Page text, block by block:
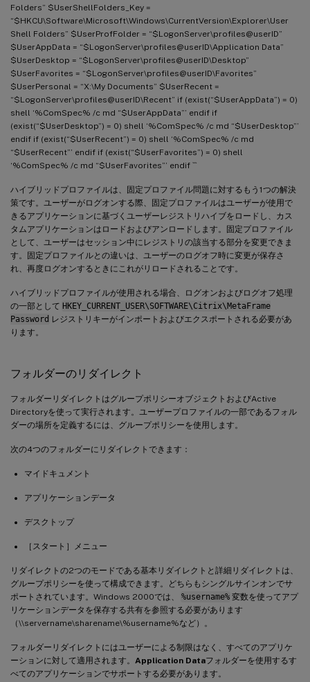
Folders” $UserShellFolders_Key =
“$HKCU\Software\Microsoft\Windows\CurrentVersion\Explorer\User
Shell Folders” $UserProfFolder = “$LogonServer\profiles@userID”
$UserAppData = “$LogonServer\profiles@userID\Application Data”
$UserDesktop = “$LogonServer\profiles@userID\Desktop”
$UserFavorites = “$LogonServer\profiles@userID\Favorites”
$UserPersonal = “X:\My Documents” $UserRecent =
“$LogonServer\profiles@userID\Recent” if (exist(“$UserAppData”) = 0)
shell ‘%ComSpec% /c md “$UserAppData”’ endif if
(exist(“$UserDesktop”) = 0) shell ‘%ComSpec% /c md “$UserDesktop”’
endif if (exist(“$UserRecent”) = 0) shell ‘%ComSpec% /c md
“$UserRecent”’ endif if (exist(“$UserFavorites”) = 0) shell
‘%ComSpec% /c md “$UserFavorites”’ endif ```
ハイブリッドプロファイルは、固定プロファイル問題に対するもう1つの解決
策です。ユーザーがログオンする際、固定プロファイルはユーザーが使用で
きるアプリケーションに基づくユーザーレジストリハイブをロードし、カス
タムアプリケーションはロードおよびアンロードします。固定プロファイル
として、ユーザーはセッション中にレジストリの該当する部分を変更できま
す。固定プロファイルとの違いは、ユーザーのログオフ時に変更が保存さ
れ、再度ログオンするときにこれがリロードされることです。
ハイブリッドプロファイルが使用される場合、ログオンおよびログオフ処理
の一部として HKEY_CURRENT_USER\SOFTWARE\Citrix\MetaFrame
Password レジストリキーがインポートおよびエクスポートされる必要があ
ります。
フォルダーのリダイレクト
フォルダーリダイレクトはグループポリシーオブジェクトおよびActive
Directoryを使って実行されます。ユーザープロファイルの一部であるフォル
ダーの場所を定義するには、グループポリシーを使用します。
次の4つのフォルダーにリダイレクトできます：
マイドキュメント
アプリケーションデータ
デスクトップ
［スタート］メニュー
リダイレクトの2つのモードである基本リダイレクトと詳細リダイレクトは、
グループポリシーを使って構成できます。どちらもシングルサインオンでサ
ポートされています。Windows 2000では、
%username% 変数を使ってアプ
リケーションデータを保存する共有を参照する必要があります
（\\servername\sharename\%username%など）。
フォルダーリダイレクトにはユーザーによる制限はなく、すべてのアプリケ
ーションに対して適用されます。 Application Dataフォルダーを使用するす
べてのアプリケーションでサポートする必要があります。